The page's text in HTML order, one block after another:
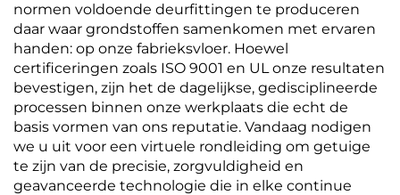
normen voldoende deurfittingen te produceren
daar waar grondstoffen samenkomen met ervaren
handen: op onze fabrieksvloer. Hoewel
certificeringen zoals ISO 9001 en UL onze resultaten
bevestigen, zijn het de dagelijkse, gedisciplineerde
processen binnen onze werkplaats die echt de
basis vormen van ons reputatie. Vandaag nodigen
we u uit voor een virtuele rondleiding om getuige
te zijn van de precisie, zorgvuldigheid en
geavanceerde technologie die in elke continue